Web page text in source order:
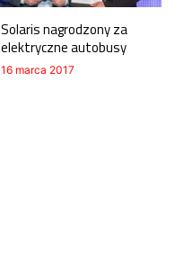
Solaris nagrodzony za
elektryczne autobusy
16 marca 2017